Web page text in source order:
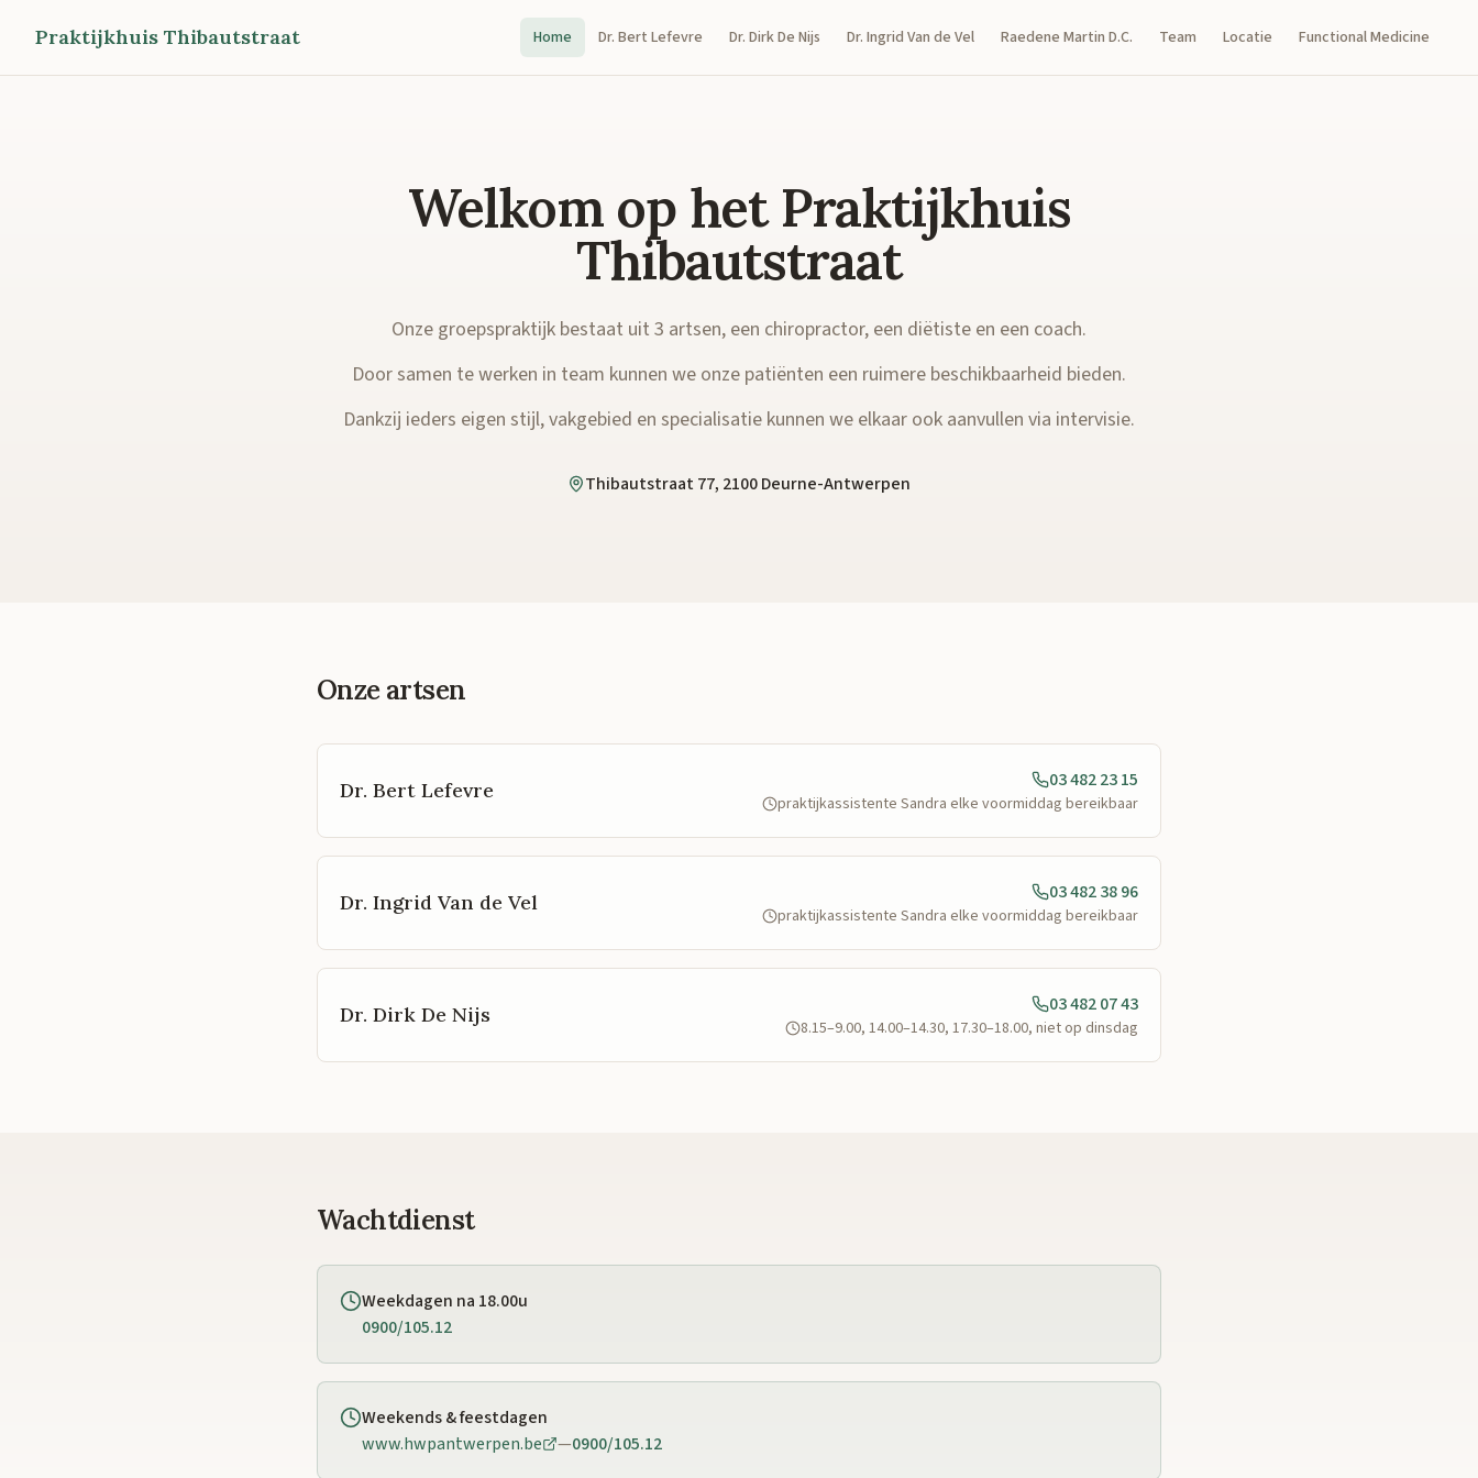
Praktijkhuis Thibautstraat Home Dr. Bert Lefevre Dr. Dirk De Nijs Dr. Ingrid Van de Vel Raedene Martin D.C. Team Locatie Functional Medicine
Welkom op het Praktijkhuis
Thibautstraat
Onze groepspraktijk bestaat uit 3 artsen, een chiropractor, een diëtiste en een coach.
Door samen te werken in team kunnen we onze patiënten een ruimere beschikbaarheid bieden.
Dankzij ieders eigen stijl, vakgebied en specialisatie kunnen we elkaar ook aanvullen via intervisie.
Thibautstraat 77, 2100 Deurne-Antwerpen
Onze artsen
Dr. Bert Lefevre 03 482 23 15
praktijkassistente Sandra elke voormiddag bereikbaar
Dr. Ingrid Van de Vel 03 482 38 96
praktijkassistente Sandra elke voormiddag bereikbaar
Dr. Dirk De Nijs 03 482 07 43
8.15–9.00, 14.00–14.30, 17.30–18.00, niet op dinsdag
Wachtdienst
Weekdagen na 18.00u
0900/105.12
Weekends & feestdagen
www.hwpantwerpen.be
—0900/105.12